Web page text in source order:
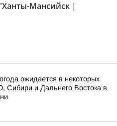
Мансийск |
ожидается в некоторых
Сибири и Дальнего Востока в